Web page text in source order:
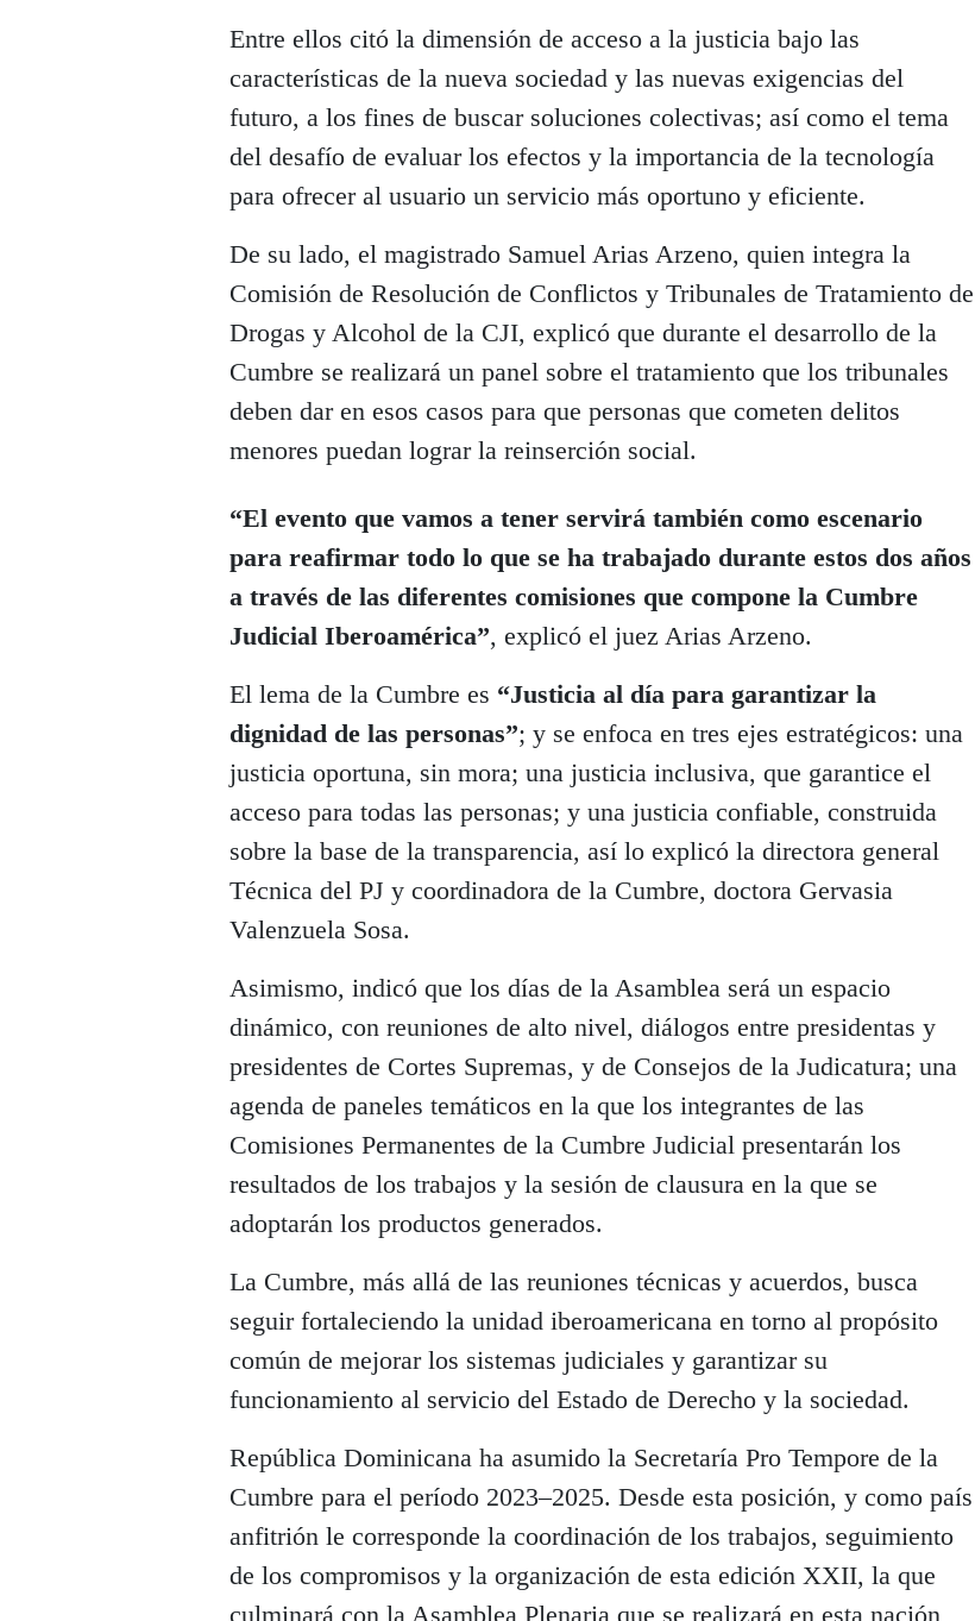
Entre ellos citó la dimensión de acceso a la justicia bajo las
características de la nueva sociedad y las nuevas exigencias del
futuro, a los fines de buscar soluciones colectivas; así como el tema
del desafío de evaluar los efectos y la importancia de la tecnología
para ofrecer al usuario un servicio más oportuno y eficiente.
De su lado, el magistrado Samuel Arias Arzeno, quien integra la
Comisión de Resolución de Conflictos y Tribunales de Tratamiento de
Drogas y Alcohol de la CJI, explicó que durante el desarrollo de la
Cumbre se realizará un panel sobre el tratamiento que los tribunales
deben dar en esos casos para que personas que cometen delitos
menores puedan lograr la reinserción social.
“El evento que vamos a tener servirá también como escenario
para reafirmar todo lo que se ha trabajado durante estos dos años
a través de las diferentes comisiones que compone la Cumbre
Judicial Iberoamérica”, explicó el juez Arias Arzeno.
El lema de la Cumbre es “Justicia al día para garantizar la
dignidad de las personas”; y se enfoca en tres ejes estratégicos: una
justicia oportuna, sin mora; una justicia inclusiva, que garantice el
acceso para todas las personas; y una justicia confiable, construida
sobre la base de la transparencia, así lo explicó la directora general
Técnica del PJ y coordinadora de la Cumbre, doctora Gervasia
Valenzuela Sosa.
Asimismo, indicó que los días de la Asamblea será un espacio
dinámico, con reuniones de alto nivel, diálogos entre presidentas y
presidentes de Cortes Supremas, y de Consejos de la Judicatura; una
agenda de paneles temáticos en la que los integrantes de las
Comisiones Permanentes de la Cumbre Judicial presentarán los
resultados de los trabajos y la sesión de clausura en la que se
adoptarán los productos generados.
La Cumbre, más allá de las reuniones técnicas y acuerdos, busca
seguir fortaleciendo la unidad iberoamericana en torno al propósito
común de mejorar los sistemas judiciales y garantizar su
funcionamiento al servicio del Estado de Derecho y la sociedad.
República Dominicana ha asumido la Secretaría Pro Tempore de la
Cumbre para el período 2023–2025. Desde esta posición, y como país
anfitrión le corresponde la coordinación de los trabajos, seguimiento
de los compromisos y la organización de esta edición XXII, la que
culminará con la Asamblea Plenaria que se realizará en esta nación